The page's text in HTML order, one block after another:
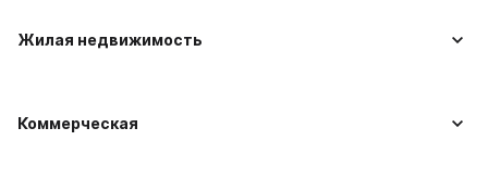
Жилая недвижимость
Коммерческая